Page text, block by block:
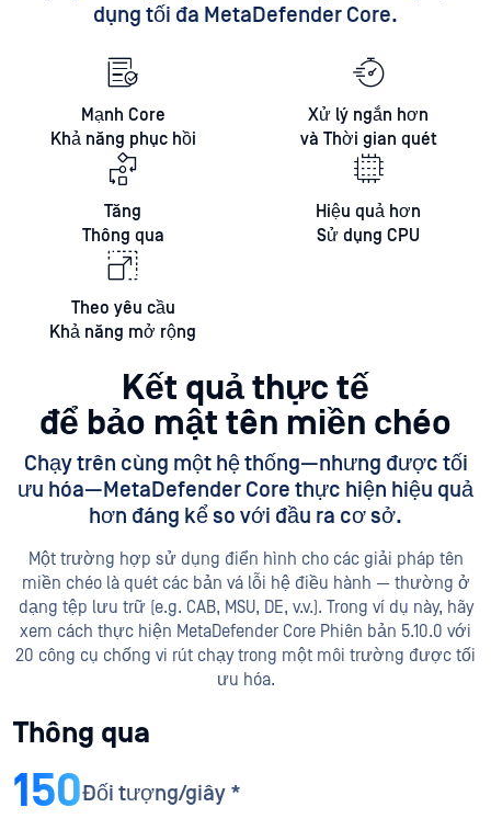
dụng tối đa MetaDefender Core.
Mạnh Core
Khả năng phục hồi
Xử lý ngắn hơn
và Thời gian quét
Tăng
Thông qua
Hiệu quả hơn
Sử dụng CPU
Theo yêu cầu
Khả năng mở rộng
Kết quả thực tế
để bảo mật tên miền chéo
Chạy trên cùng một hệ thống—nhưng được tối
ưu hóa—MetaDefender Core thực hiện hiệu quả
hơn đáng kể so với đầu ra cơ sở.
Một trường hợp sử dụng điển hình cho các giải pháp tên
miền chéo là quét các bản vá lỗi hệ điều hành — thường ở
dạng tệp lưu trữ (e.g. CAB, MSU, DE, v.v.). Trong ví dụ này, hãy
xem cách thực hiện MetaDefender Core Phiên bản 5.10.0 với
20 công cụ chống vi rút chạy trong một môi trường được tối
ưu hóa.
Thông qua
150Đối tượng/giây *